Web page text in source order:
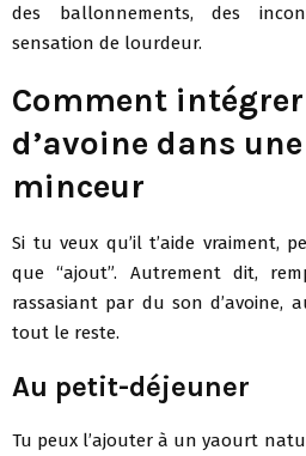
des ballonnements, des
sensation de lourdeur.
Comment
d’avoine dans
minceur
Si tu veux qu’il t’aide vraiment,
que “ajout”. Autrement dit,
rassasiant par du son d’avoine,
tout le reste.
Au petit-déjeuner
Tu peux l’ajouter à un yaourt